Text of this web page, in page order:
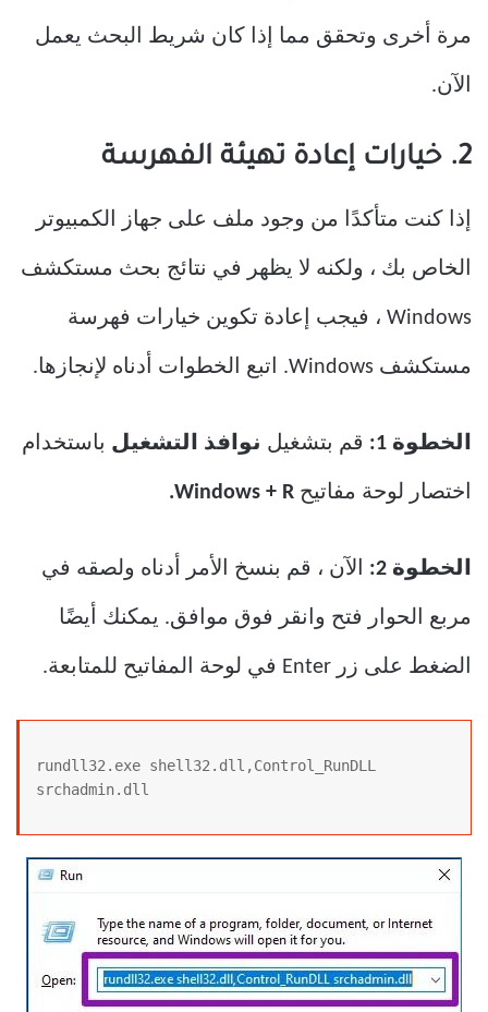
مرة أخرى وتحقق مما إذا كان شريط البحث يعمل
الآن.
2. خيارات إعادة تهيئة الفهرسة
إذا كنت متأكدًا من وجود ملف على جهاز الكمبيوتر
الخاص بك ، ولكنه لا يظهر في نتائج بحث مستكشف
Windows ، فيجب إعادة تكوين خيارات فهرسة
مستكشف Windows. اتبع الخطوات أدناه لإنجازها.
الخطوة 1: قم بتشغيل نوافذ التشغيل باستخدام
اختصار لوحة مفاتيح
الخطوة 2: الآن ، قم بنسخ الأمر أدناه ولصقه في
مربع الحوار فتح وانقر فوق موافق. يمكنك أيضًا
الضغط على زر Enter في لوحة المفاتيح للمتابعة.
rundll32.exe shell32.dll,Control_RunDLL
srchadmin.dll